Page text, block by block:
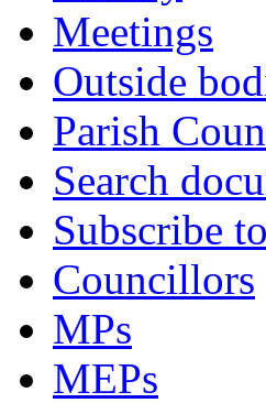
Meetings
Outside
Parish
Search
Subscribe
Councillors
MPs
MEPs